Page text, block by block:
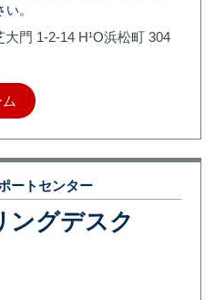
。
門 1-2-14 H¹O浜松町 304
ートセンター
ングデスク